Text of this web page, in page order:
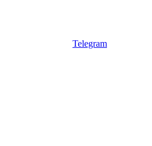
Telegram